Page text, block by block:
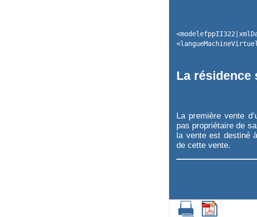
La résidence
La première vente
pas propriétaire de
la vente est destiné
de cette vente.